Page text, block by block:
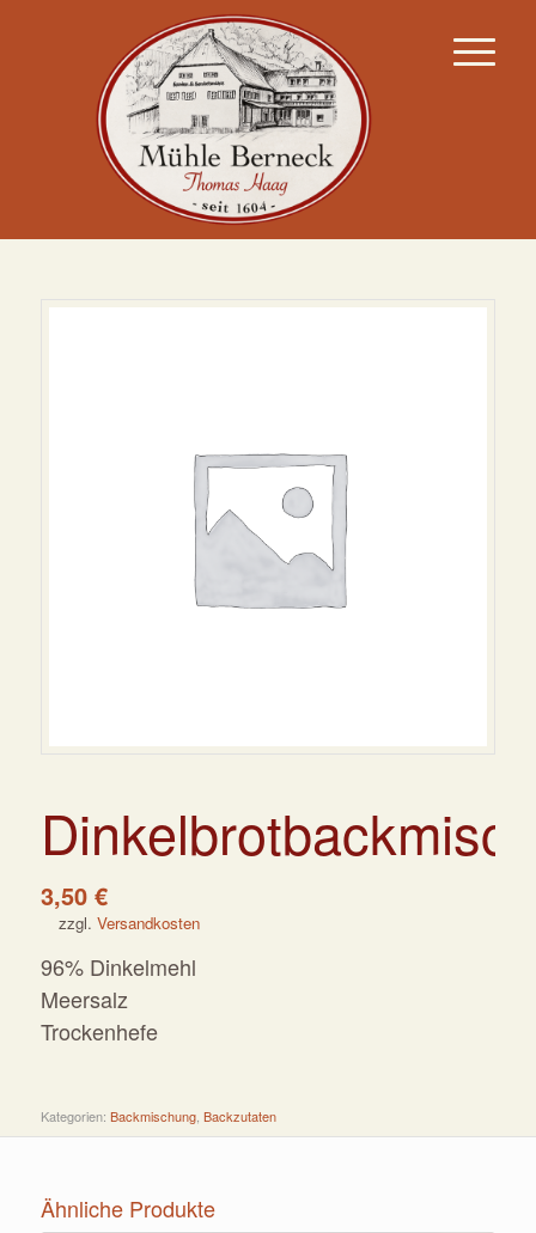
3,50 €
zzgl. Versandkosten
96% Dinkelmehl
Meersalz
Trockenhefe
Kategorien: Backmischung, Backzutaten
Ähnliche Produkte